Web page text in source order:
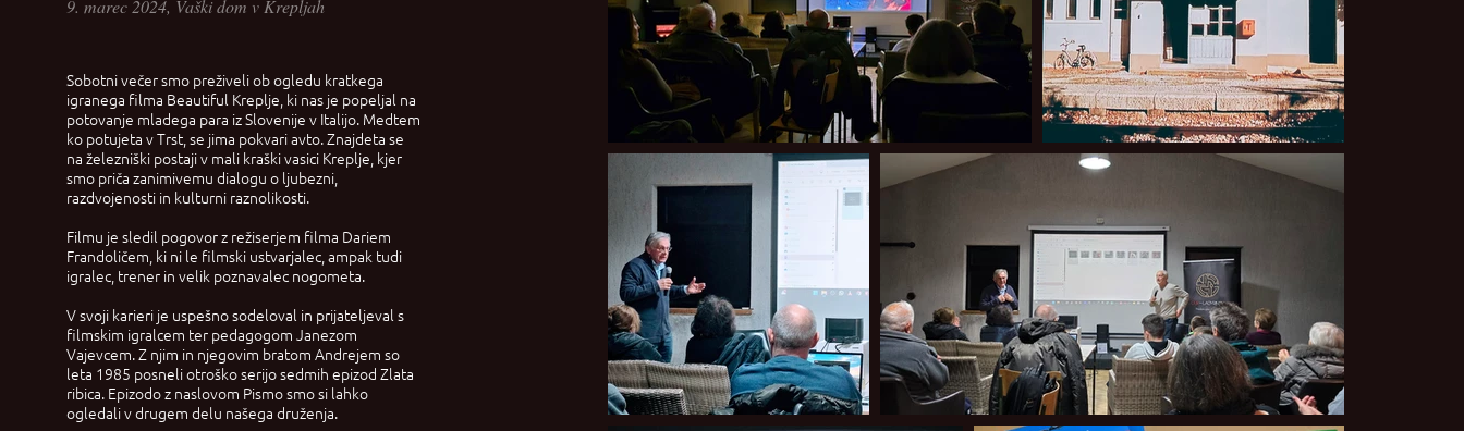
9. marec 2024, Vaški dom v Krepljah
Sobotni večer smo preživeli ob ogledu kratkega
igranega filma Beautiful Kreplje, ki nas je popeljal na
potovanje mladega para iz Slovenije v Italijo. Medtem
ko potujeta v Trst, se jima pokvari avto. Znajdeta se
na železniški postaji v mali kraški vasici Kreplje, kjer
smo priča zanimivemu dialogu o ljubezni,
razdvojenosti in kulturni raznolikosti.
Filmu je sledil pogovor z režiserjem filma Dariem
Frandoličem, ki ni le filmski ustvarjalec, ampak tudi
igralec, trener in velik poznavalec nogometa.
V svoji karieri je uspešno sodeloval in prijateljeval s
filmskim igralcem ter pedagogom Janezom
Vajevcem. Z njim in njegovim bratom Andrejem so
leta 1985 posneli otroško serijo sedmih epizod Zlata
ribica. Epizodo z naslovom Pismo smo si lahko
ogledali v drugem delu našega druženja.